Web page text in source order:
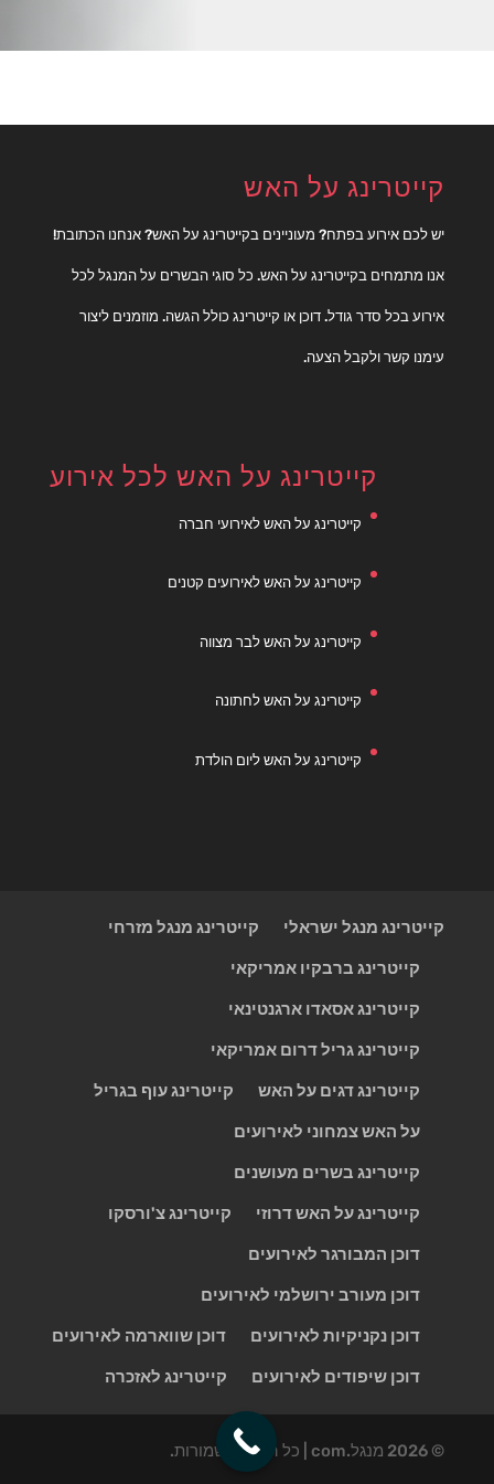
קייטרינג על האש
יש לכם אירוע בפתח? מעוניינים בקייטרינג על האש? אנחנו הכתובת!
אנו מתמחים בקייטרינג על האש. כל סוגי הבשרים על המנגל לכל
אירוע בכל סדר גודל. דוכן או קייטרינג כולל הגשה. מוזמנים ליצור
עימנו קשר ולקבל הצעה.
קייטרינג על האש לכל אירוע
קייטרינג על האש לאירועי חברה
קייטרינג על האש לאירועים קטנים
קייטרינג על האש לבר מצווה
קייטרינג על האש לחתונה
קייטרינג על האש ליום הולדת
קייטרינג מנגל ישראלי קייטרינג מנגל מזרחי
קייטרינג ברבקיו אמריקאי
קייטרינג אסאדו ארגנטינאי
קייטרינג גריל דרום אמריקאי
קייטרינג דגים על האש קייטרינג עוף בגריל
על האש צמחוני לאירועים
קייטרינג בשרים מעושנים
קייטרינג על האש דרוזי קייטרינג צ'ורסקו
דוכן המבורגר לאירועים
דוכן מעורב ירושלמי לאירועים
דוכן נקניקיות לאירועים דוכן שווארמה לאירועים
דוכן שיפודים לאירועים קייטרינג לאזכרה
© 2026 מנגל.com | כל הזכויות שמורות.